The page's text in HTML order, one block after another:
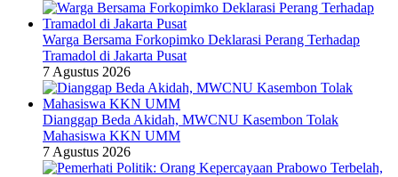
Warga Bersama Forkopimko Deklarasi Perang Terhadap
Tramadol di Jakarta Pusat
7 Agustus 2026
Dianggap Beda Akidah, MWCNU Kasembon Tolak
Mahasiswa KKN UMM
7 Agustus 2026